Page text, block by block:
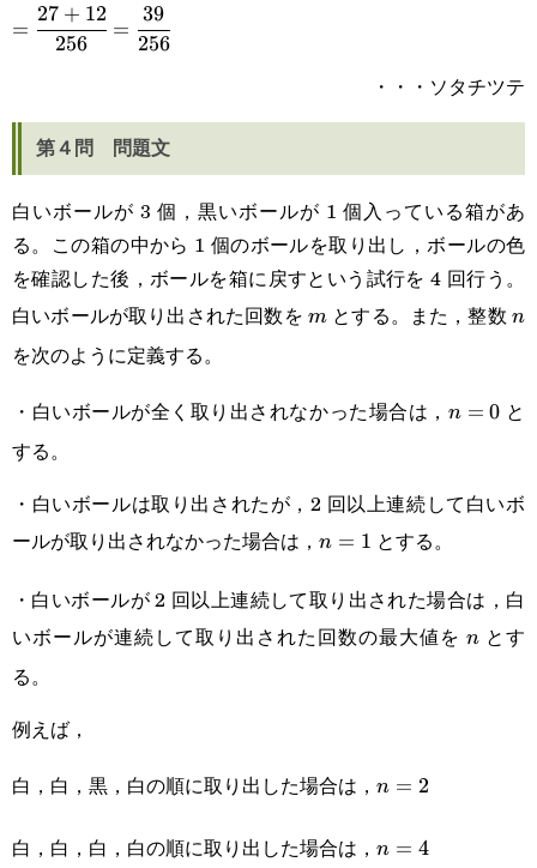
{4}\bigg)^2+4\bigg(\cfrac{3}
{4}\bigg)^1\bigg(\cfrac{1}
=\cfrac{27+12}
{256}=\cfrac{39}
=
256
27 + 12
=
256
39
・・・ソタチツテ
第４問 問題文
白いボールが 3 個，黒いボールが 1 個入っている箱があ
る。この箱の中から 1 個のボールを取り出し，ボールの色
を確認した後，ボールを箱に戻すという試行を 4 回行う。
白いボールが取り出された回数を m
mとする。また，整数n
n
を次のように定義する。
・白いボールが全く取り出されなかった場合は， n=0
n = 0 と
する。
・白いボールは取り出されたが，2 回以上連続して白いボ
ールが取り出されなかった場合は， n=1
n = 1 とする。
・白いボールが 2 回以上連続して取り出された場合は，白
いボールが連続して取り出された回数の最大値を n
n とす
る。
例えば，
白，白，黒，白の順に取り出した場合は， n=2
n = 2
白，白，白，白の順に取り出した場合は， n=4
n = 4